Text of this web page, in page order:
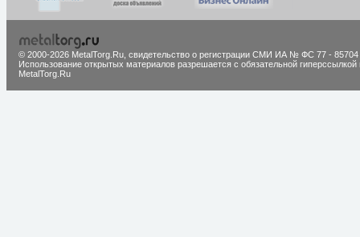
© 2000-2026 MetalTorg.Ru, cвидетельство о регистрации СМИ ИА № ФС 77 - 85704
Использование открытых материалов разрешается с обязательной гиперссылкой
MetalTorg.Ru